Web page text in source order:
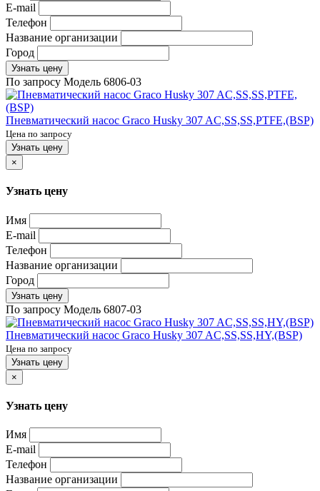
E-mail
Телефон
Название организации
Город
Узнать цену
По запросу Модель 6806-03
Пневматический насос Graco Husky 307 AC,SS,SS,PTFE,(BSP)
Цена по запросу
Узнать цену
×
Узнать цену
Имя
E-mail
Телефон
Название организации
Город
Узнать цену
По запросу Модель 6807-03
Пневматический насос Graco Husky 307 AC,SS,SS,HY,(BSP)
Цена по запросу
Узнать цену
×
Узнать цену
Имя
E-mail
Телефон
Название организации